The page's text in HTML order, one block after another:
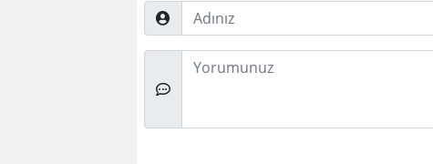
Adınız
Düşünceleriniz